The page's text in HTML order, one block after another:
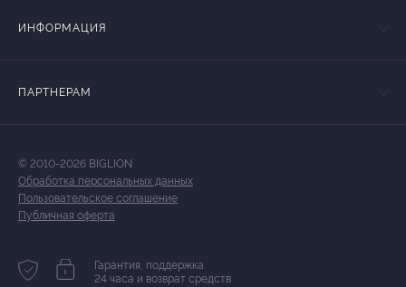
ИНФОРМАЦИЯ
ПАРТНЕРАМ
© 2010-2026 BIGLION
Обработка персональных данных
Пользовательское соглашение
Публичная оферта
Гарантия, поддержка
24 часа и возврат средств